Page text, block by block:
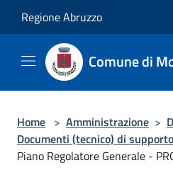
Regione Abruzzo
Comune di
Home > Amministrazione >
Documenti (tecnico) di supporto
Piano Regolatore Generale -